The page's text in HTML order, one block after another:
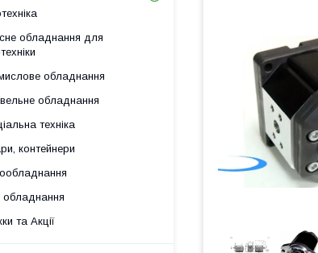
обладнання для
обладнання
обладнання
техніка
контейнери
обладнання
та Акції